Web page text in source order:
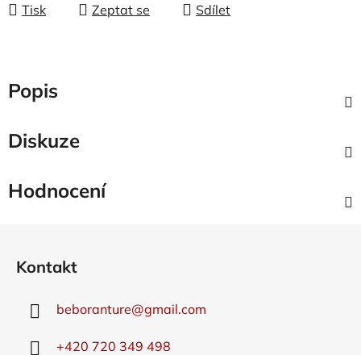
Tisk
Zeptat se Sdílet
Popis
Diskuze
Hodnocení
Kontakt
beboranture@gmail.com
+420 720 349 498